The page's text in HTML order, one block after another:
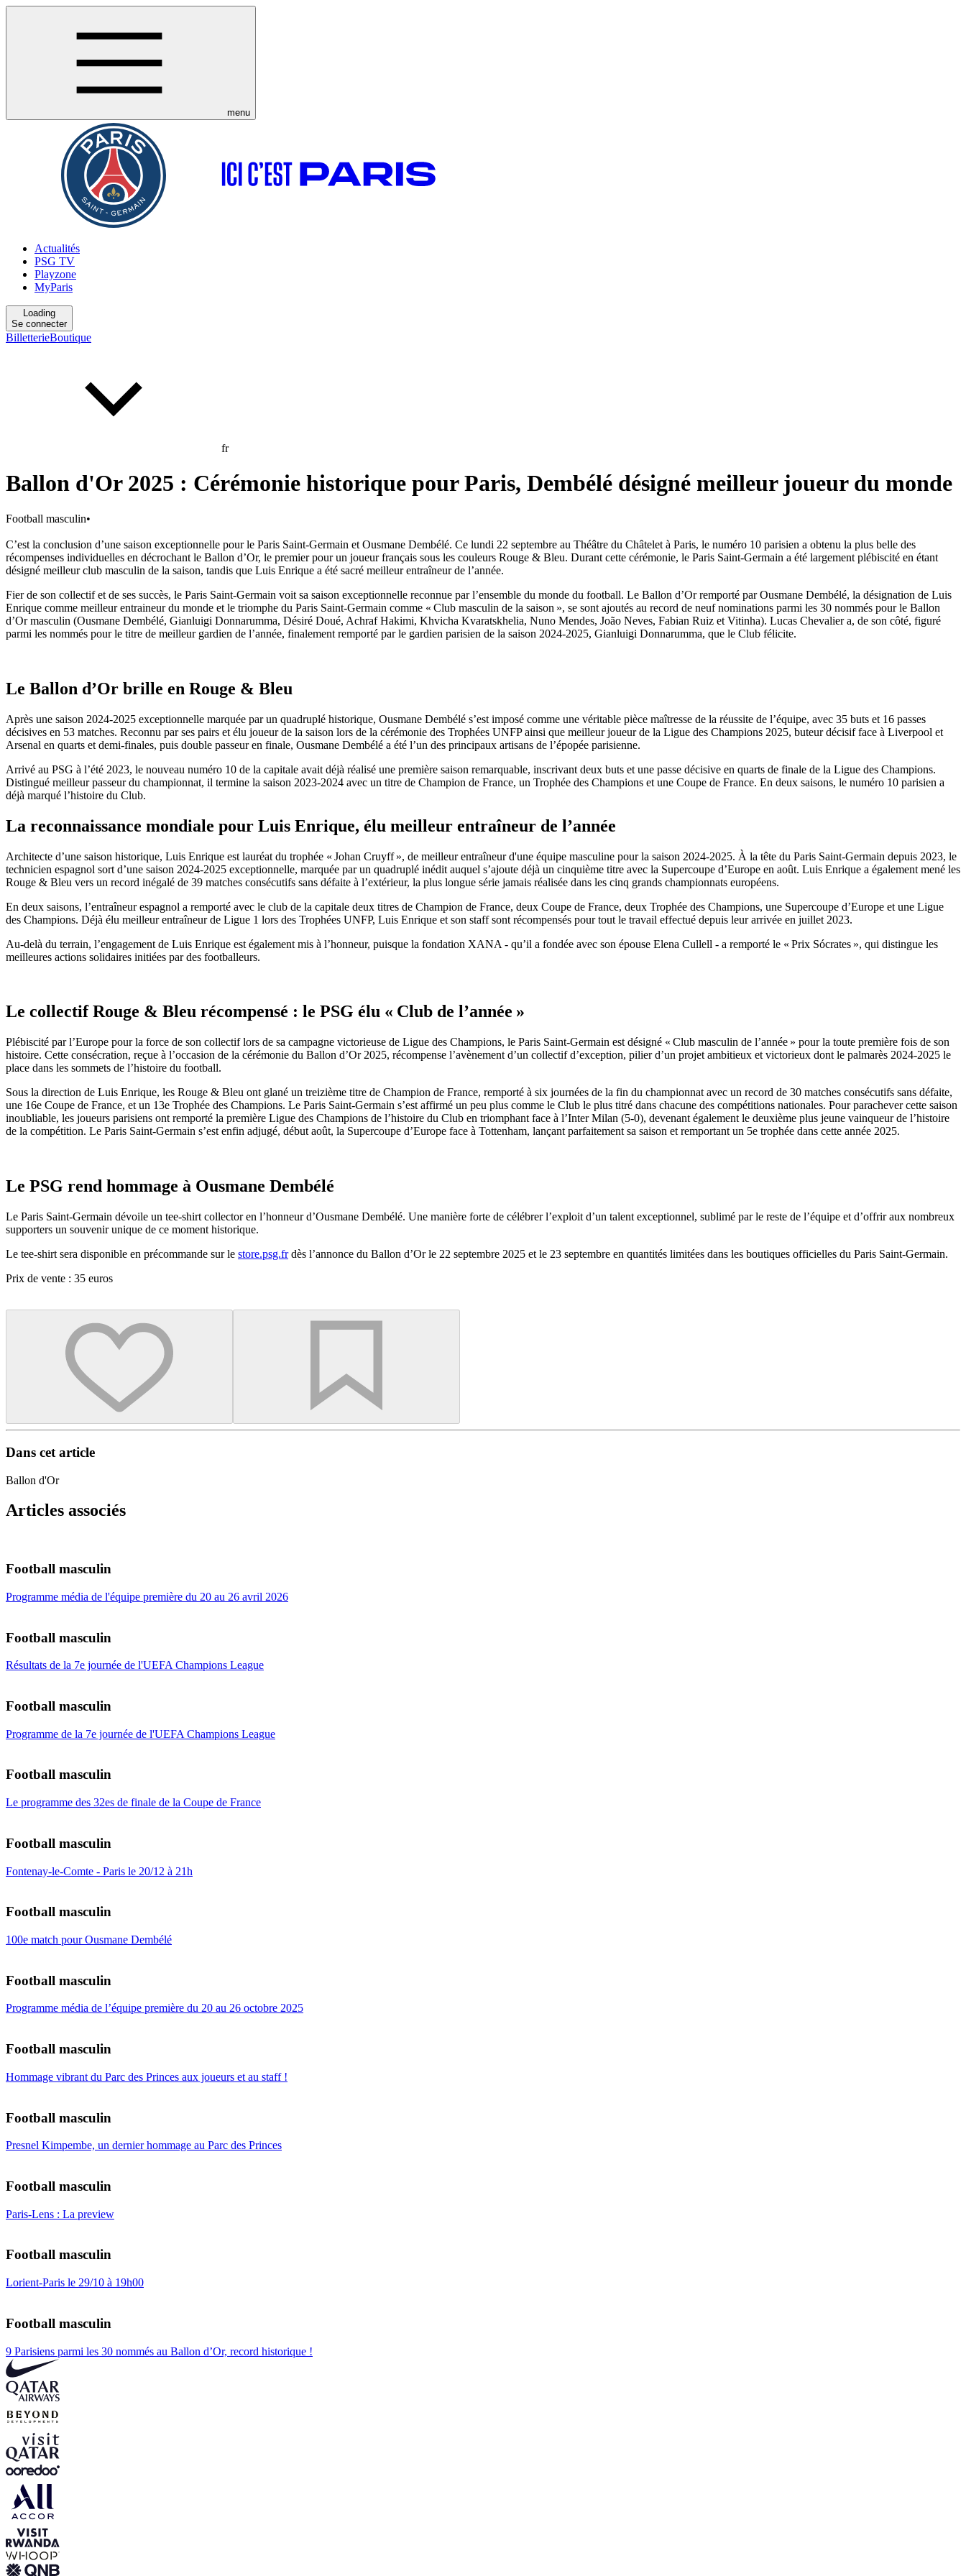
menu
Actualités
PSG TV
Playzone
MyParis
Loading
Se connecter
BilletterieBoutique
fr
Ballon d'Or 2025 : Cérémonie historique pour Paris, Dembélé désigné meilleur joueur du monde
Football masculin•
C’est la conclusion d’une saison exceptionnelle pour le Paris Saint-Germain et Ousmane Dembélé. Ce lundi 22 septembre au Théâtre du Châtelet à Paris, le numéro 10 parisien a obtenu la plus belle des
récompenses individuelles en décrochant le Ballon d’Or, le premier pour un joueur français sous les couleurs Rouge & Bleu. Durant cette cérémonie, le Paris Saint-Germain a été largement plébiscité en étant
désigné meilleur club masculin de la saison, tandis que Luis Enrique a été sacré meilleur entraîneur de l’année.
Fier de son collectif et de ses succès, le Paris Saint-Germain voit sa saison exceptionnelle reconnue par l’ensemble du monde du football. Le Ballon d’Or remporté par Ousmane Dembélé, la désignation de Luis
Enrique comme meilleur entraineur du monde et le triomphe du Paris Saint-Germain comme « Club masculin de la saison », se sont ajoutés au record de neuf nominations parmi les 30 nommés pour le Ballon
d’Or masculin (Ousmane Dembélé, Gianluigi Donnarumma, Désiré Doué, Achraf Hakimi, Khvicha Kvaratskhelia, Nuno Mendes, João Neves, Fabian Ruiz et Vitinha). Lucas Chevalier a, de son côté, figuré
parmi les nommés pour le titre de meilleur gardien de l’année, finalement remporté par le gardien parisien de la saison 2024-2025, Gianluigi Donnarumma, que le Club félicite.
Le Ballon d’Or brille en Rouge & Bleu
Après une saison 2024-2025 exceptionnelle marquée par un quadruplé historique, Ousmane Dembélé s’est imposé comme une véritable pièce maîtresse de la réussite de l’équipe, avec 35 buts et 16 passes
décisives en 53 matches. Reconnu par ses pairs et élu joueur de la saison lors de la cérémonie des Trophées UNFP ainsi que meilleur joueur de la Ligue des Champions 2025, buteur décisif face à Liverpool et
Arsenal en quarts et demi-finales, puis double passeur en finale, Ousmane Dembélé a été l’un des principaux artisans de l’épopée parisienne.
Arrivé au PSG à l’été 2023, le nouveau numéro 10 de la capitale avait déjà réalisé une première saison remarquable, inscrivant deux buts et une passe décisive en quarts de finale de la Ligue des Champions.
Distingué meilleur passeur du championnat, il termine la saison 2023-2024 avec un titre de Champion de France, un Trophée des Champions et une Coupe de France. En deux saisons, le numéro 10 parisien a
déjà marqué l’histoire du Club.
La reconnaissance mondiale pour Luis Enrique, élu meilleur entraîneur de l’année
Architecte d’une saison historique, Luis Enrique est lauréat du trophée « Johan Cruyff », de meilleur entraîneur d'une équipe masculine pour la saison 2024-2025. À la tête du Paris Saint-Germain depuis 2023, le
technicien espagnol sort d’une saison 2024-2025 exceptionnelle, marquée par un quadruplé inédit auquel s’ajoute déjà un cinquième titre avec la Supercoupe d’Europe en août. Luis Enrique a également mené les
Rouge & Bleu vers un record inégalé de 39 matches consécutifs sans défaite à l’extérieur, la plus longue série jamais réalisée dans les cinq grands championnats européens.
En deux saisons, l’entraîneur espagnol a remporté avec le club de la capitale deux titres de Champion de France, deux Coupe de France, deux Trophée des Champions, une Supercoupe d’Europe et une Ligue
des Champions. Déjà élu meilleur entraîneur de Ligue 1 lors des Trophées UNFP, Luis Enrique et son staff sont récompensés pour tout le travail effectué depuis leur arrivée en juillet 2023.
Au-delà du terrain, l’engagement de Luis Enrique est également mis à l’honneur, puisque la fondation XANA - qu’il a fondée avec son épouse Elena Cullell - a remporté le « Prix Sócrates », qui distingue les
meilleures actions solidaires initiées par des footballeurs.
Le collectif Rouge & Bleu récompensé : le PSG élu « Club de l’année »
Plébiscité par l’Europe pour la force de son collectif lors de sa campagne victorieuse de Ligue des Champions, le Paris Saint-Germain est désigné « Club masculin de l’année » pour la toute première fois de son
histoire. Cette consécration, reçue à l’occasion de la cérémonie du Ballon d’Or 2025, récompense l’avènement d’un collectif d’exception, pilier d’un projet ambitieux et victorieux dont le palmarès 2024-2025 le
place dans les sommets de l’histoire du football.
Sous la direction de Luis Enrique, les Rouge & Bleu ont glané un treizième titre de Champion de France, remporté à six journées de la fin du championnat avec un record de 30 matches consécutifs sans défaite,
une 16e Coupe de France, et un 13e Trophée des Champions. Le Paris Saint-Germain s’est affirmé un peu plus comme le Club le plus titré dans chacune des compétitions nationales. Pour parachever cette saison
inoubliable, les joueurs parisiens ont remporté la première Ligue des Champions de l’histoire du Club en triomphant face à l’Inter Milan (5-0), devenant également le deuxième plus jeune vainqueur de l’histoire
de la compétition. Le Paris Saint-Germain s’est enfin adjugé, début août, la Supercoupe d’Europe face à Tottenham, lançant parfaitement sa saison et remportant un 5e trophée dans cette année 2025.
Le PSG rend hommage à Ousmane Dembélé
Le Paris Saint-Germain dévoile un tee-shirt collector en l’honneur d’Ousmane Dembélé. Une manière forte de célébrer l’exploit d’un talent exceptionnel, sublimé par le reste de l’équipe et d’offrir aux nombreux
supporters un souvenir unique de ce moment historique.
Le tee-shirt sera disponible en précommande sur le store.psg.frdès l’annonce du Ballon d’Or le 22 septembre 2025 et le 23 septembre en quantités limitées dans les boutiques officielles du Paris Saint-Germain.
Prix de vente : 35 euros
Dans cet article
Ballon d'Or
Articles associés
Football masculin
Programme média de l'équipe première du 20 au 26 avril 2026
Football masculin
Résultats de la 7e journée de l'UEFA Champions League
Football masculin
Programme de la 7e journée de l'UEFA Champions League
Football masculin
Le programme des 32es de finale de la Coupe de France
Football masculin
Fontenay-le-Comte - Paris le 20/12 à 21h
Football masculin
100e match pour Ousmane Dembélé
Football masculin
Programme média de l’équipe première du 20 au 26 octobre 2025
Football masculin
Hommage vibrant du Parc des Princes aux joueurs et au staff !
Football masculin
Presnel Kimpembe, un dernier hommage au Parc des Princes
Football masculin
Paris-Lens : La preview
Football masculin
Lorient-Paris le 29/10 à 19h00
Football masculin
9 Parisiens parmi les 30 nommés au Ballon d’Or, record historique !